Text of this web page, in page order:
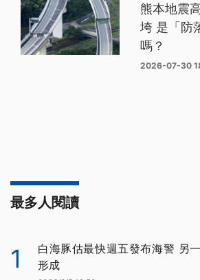
熊本地震
垮 是「防
嗎？
2026-07-30
最多人閱讀
1
白海豚估最快週五發布海警 另
形成